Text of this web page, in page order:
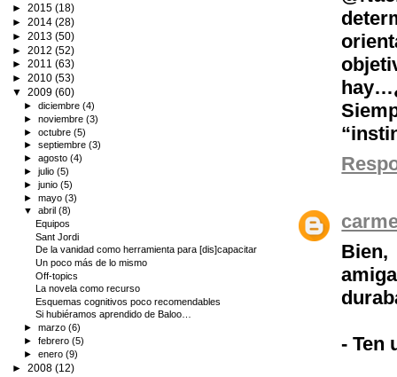
- Ten
► 2015 (18)
► 2014 (28)
► 2013 (50)
► 2012 (52)
► 2011 (63)
► 2010 (53)
▼ 2009 (60)
►diciembre(4)
►noviembre(3)
►octubre(5)
►septiembre(3)
►agosto(4)
►julio(5)
►junio(5)
►mayo(3)
▼abril(8)
Equipos
Sant Jordi
De la vanidad como herramienta para [dis]capacitar
Un poco más de lo mismo
Off-topics
La novela como recurso
Esquemas cognitivos poco recomendables
Si hubiéramos aprendido de Baloo…
►marzo(6)
►febrero(5)
►enero(9)
► 2008 (12)